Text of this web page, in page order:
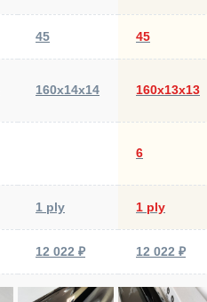
45 45
160х14х14 160х13х13
6
1 ply 1 ply
12 022 ₽ 12 022 ₽